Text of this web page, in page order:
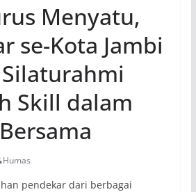
Menyatu,
se-Kota Jambi
Skill dalam
Humas
pendekar dari berbagai